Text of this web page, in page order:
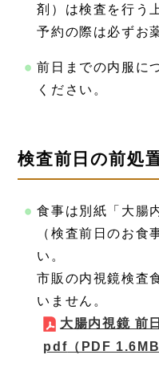
剤）は検査を行う
予約の際は必ずお
前日までの内服に
ください。
検査前日の前処
食事は別紙「大腸
（検査前日のお食
い。
市販の内視鏡検査
いません。
大腸内視鏡 前
pdf （PDF 1.6MB